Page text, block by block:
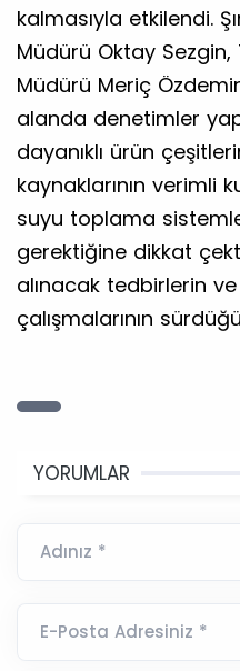
kalmasıyla etkilendi.
Müdürü Oktay Sezgin,
Müdürü Meriç
alanda denetimler
dayanıklı ürün
kaynaklarının verimli
suyu toplama
gerektiğine dikkat
alınacak tedbirlerin
çalışmalarının
YORUMLAR
Adınız *
E-Posta Adresiniz *